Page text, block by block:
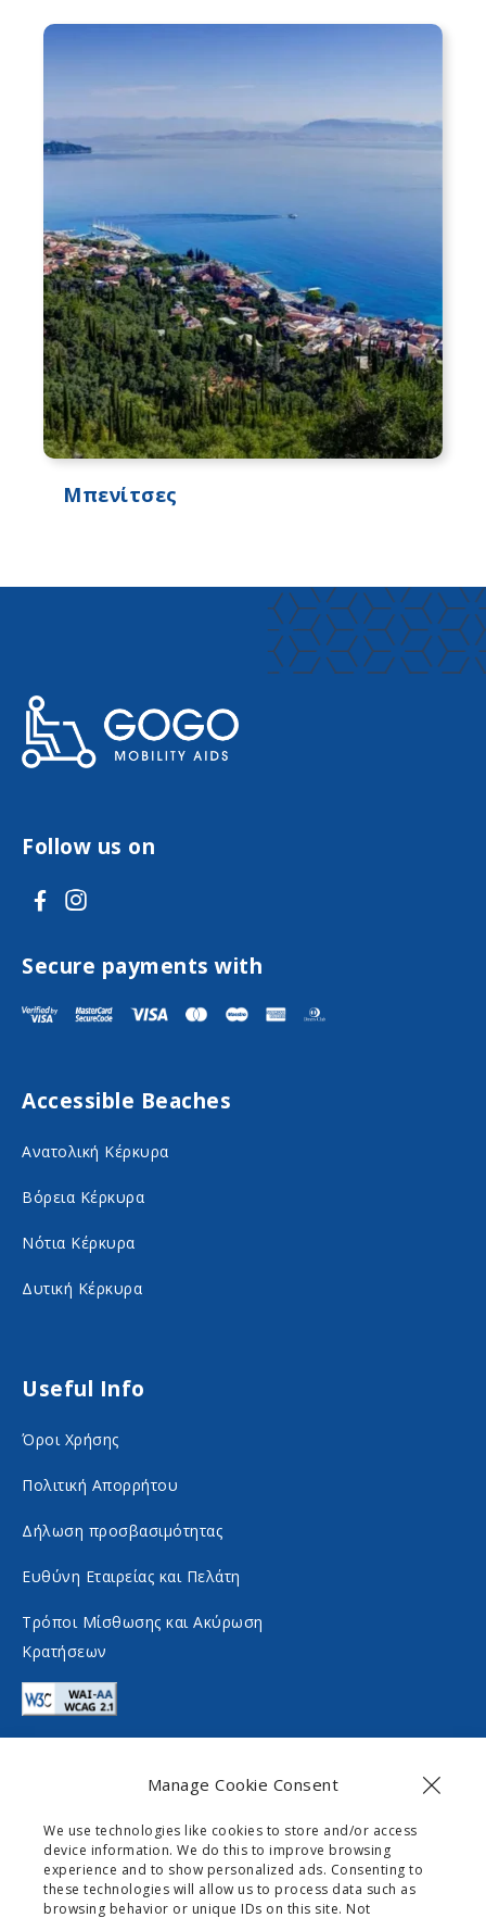
Manage Cookie Consent
We use technologies like cookies to store and/or access
device information. We do this to improve browsing
experience and to show personalized ads. Consenting to
these technologies will allow us to process data such as
browsing behavior or unique IDs on this site. Not
Μπενίτσες
Follow us on
V
s
i
a
c
b
o
o
n
o
c
i
l
m
e
d
i
V
s
i
n
s
a
g
r
o
s
o
c
a
l
m
e
d
Secure payments with
Accessible Beaches
Ανατολική Κέρκυρα
Βόρεια Κέρκυρα
Νότια Κέρκυρα
Δυτική Κέρκυρα
Useful Info
Όροι Χρήσης
Πολιτική Απορρήτου
Δήλωση προσβασιμότητας
Ευθύνη Εταιρείας και Πελάτη
Τρόποι Μίσθωσης και Ακύρωση
Κρατήσεων
info@gogomobility.gr
+30 6982903518